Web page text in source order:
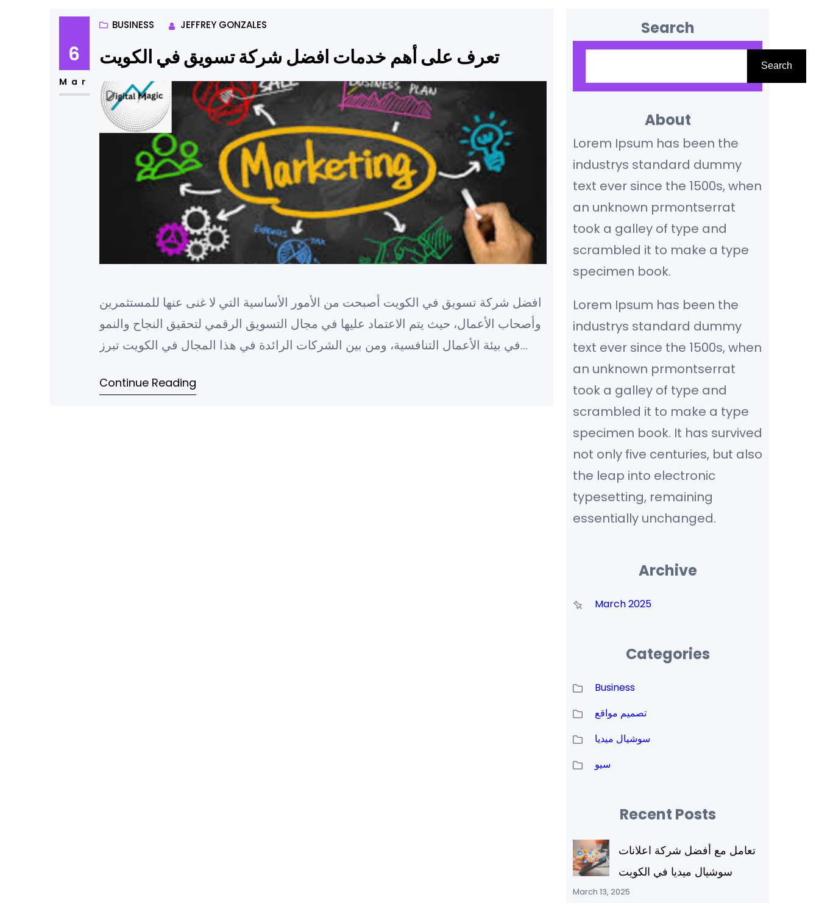
6
Mar
BUSINESS JEFFREY GONZALES
تعرف على أهم خدمات افضل شركة تسويق في الكويت
افضل شركة تسويق في الكويت أصبحت من الأمور الأساسية التي لا غنى عنها للمستثمرين
وأصحاب الأعمال، حيث يتم الاعتماد عليها في مجال التسويق الرقمي لتحقيق النجاح والنمو
في بيئة الأعمال التنافسية، ومن بين الشركات الرائدة في هذا المجال في الكويت تبرز
مبتكرة وفعالة…
Continue Reading
Search
a
c
h
Search
About
Lorem Ipsum has been the
industrys standard dummy
text ever since the 1500s, when
an unknown prmontserrat
took a galley of type and
scrambled it to make a type
specimen book.
Lorem Ipsum has been the
industrys standard dummy
text ever since the 1500s, when
an unknown prmontserrat
took a galley of type and
scrambled it to make a type
specimen book. It has survived
not only five centuries, but also
the leap into electronic
typesetting, remaining
essentially unchanged.
Archive
March 2025
Categories
Business
تصميم مواقع
سوشيال ميديا
سيو
Recent Posts
تعامل مع أفضل شركة اعلانات
سوشيال ميديا في الكويت
March 13, 2025